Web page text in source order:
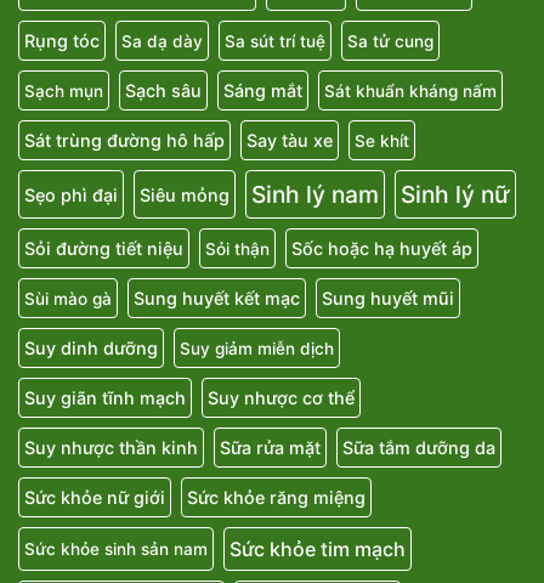
Rụng tóc Sa dạ dày Sa sút trí tuệ Sa tử cung
Sạch mụn Sạch sâu Sáng mắt Sát khuẩn kháng nấm
Sát trùng đường hô hấp Say tàu xe Se khít
Sẹo phì đại Siêu mỏng Sinh lý nam Sinh lý nữ
Sỏi đường tiết niệu Sỏi thận Sốc hoặc hạ huyết áp
Sùi mào gà Sung huyết kết mạc Sung huyết mũi
Suy dinh dưỡng Suy giảm miễn dịch
Suy giãn tĩnh mạch Suy nhược cơ thể
Suy nhược thần kinh Sữa rửa mặt Sữa tắm dưỡng da
Sức khỏe nữ giới Sức khỏe răng miệng
Sức khỏe sinh sản nam Sức khỏe tim mạch